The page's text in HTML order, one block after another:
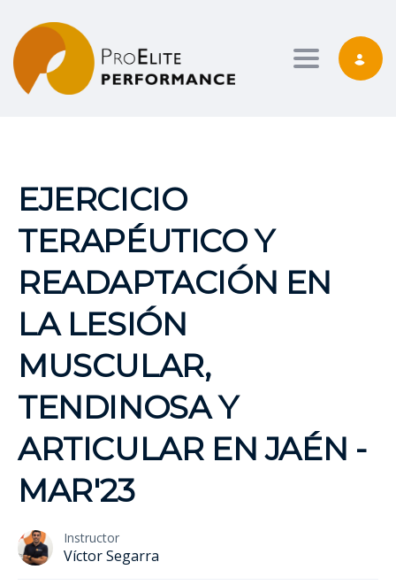
Toggle
Instructor
Víctor Segarra
EJERCICIO
TERAPÉUTICO Y
READAPTACIÓN EN
LA LESIÓN
MUSCULAR,
TENDINOSA Y
ARTICULAR EN JAÉN -
MAR'23